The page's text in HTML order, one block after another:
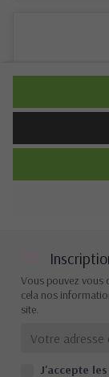
Description
Vous pouvez vous
cela nos
site.
J'accepte